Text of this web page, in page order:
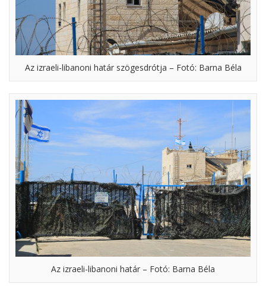
Az izraeli-libanoni határ szögesdrótja – Fotó: Barna Béla
Az izraeli-libanoni határ – Fotó: Barna Béla